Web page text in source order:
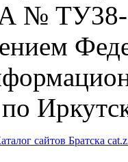
№ ТУ38-